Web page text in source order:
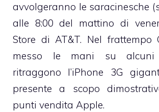
avvolgeranno le saracinesche
alle 8:00 del mattino di
Store di AT&T. Nel frattempo
messo le mani su alcuni
ritraggono l’iPhone 3G
presente a scopo
punti vendita Apple.